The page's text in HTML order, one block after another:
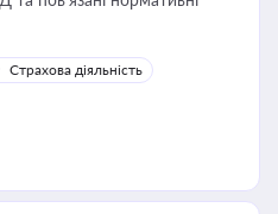
Страхова діяльність